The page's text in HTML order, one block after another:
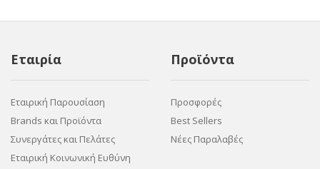
Εταιρία
Εταιρική Παρουσίαση
Brands και Προϊόντα
Συνεργάτες και Πελάτες
Εταιρική Κοινωνική Ευθύνη
Προϊόντα
Προσφορές
Best Sellers
Νέες Παραλαβές